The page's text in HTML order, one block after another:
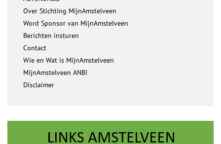
Over Stichting MijnAmstelveen
Word Sponsor van MijnAmstelveen
Berichten insturen
Contact
Wie en Wat is MijnAmstelveen
MijnAmstelveen ANBI
Disclaimer